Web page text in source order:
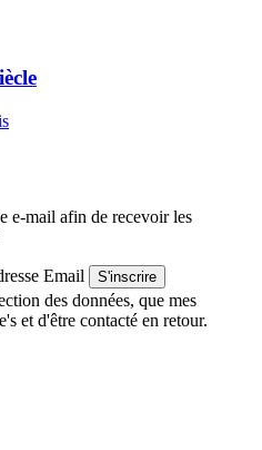
e-mail afin de recevoir les
Email S'inscrire
des données, que mes
et d'être contacté en retour.